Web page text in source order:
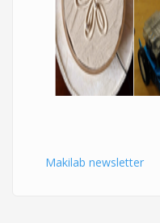
Makilab newsletter